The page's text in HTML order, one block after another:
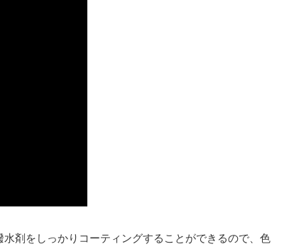
剤をしっかりコーティングすることができるので、色